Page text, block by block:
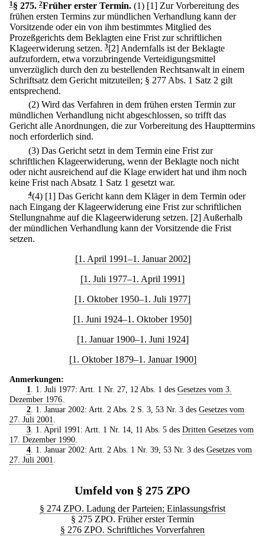
1 § 275. 2Früher erster Termin. (1) [1] Zur Vorbereitung des
frühen ersten Termins zur mündlichen Verhandlung kann der
Vorsitzende oder ein von ihm bestimmtes Mitglied des
Prozeßgerichts dem Beklagten eine Frist zur schriftlichen
Klageerwiderung setzen. 3[2] Andernfalls ist der Beklagte
aufzufordern, etwa vorzubringende Verteidigungsmittel
unverzüglich durch den zu bestellenden Rechtsanwalt in einem
Schriftsatz dem Gericht mitzuteilen; § 277 Abs. 1 Satz 2 gilt
entsprechend.
(2) Wird das Verfahren in dem frühen ersten Termin zur
mündlichen Verhandlung nicht abgeschlossen, so trifft das
Gericht alle Anordnungen, die zur Vorbereitung des Haupttermins
noch erforderlich sind.
(3) Das Gericht setzt in dem Termin eine Frist zur
schriftlichen Klageerwiderung, wenn der Beklagte noch nicht
oder nicht ausreichend auf die Klage erwidert hat und ihm noch
keine Frist nach Absatz 1 Satz 1 gesetzt war.
4(4) [1] Das Gericht kann dem Kläger in dem Termin oder
nach Eingang der Klageerwiderung eine Frist zur schriftlichen
Stellungnahme auf die Klageerwiderung setzen. [2] Außerhalb
der mündlichen Verhandlung kann der Vorsitzende die Frist
setzen.
[1. April 1991–1. Januar 2002]
[1. Juli 1977–1. April 1991]
[1. Oktober 1950–1. Juli 1977]
[1. Juni 1924–1. Oktober 1950]
[1. Januar 1900–1. Juni 1924]
[1. Oktober 1879–1. Januar 1900]
Anmerkungen:
1
. 1. Juli 1977: Artt. 1 Nr. 27, 12 Abs. 1 des Gesetzes vom 3.
Dezember 1976
2. 1. Januar 2002: Artt. 2 Abs. 2 S. 3, 53 Nr. 3 des Gesetzes vom
27. Juli 2001
3. 1. April 1991: Artt. 1 Nr. 14, 11 Abs. 5 des Dritten Gesetzes vom
17. Dezember 1990
4. 1. Januar 2002: Artt. 2 Abs. 1 Nr. 39, 53 Nr. 3 des Gesetzes vom
27. Juli 2001
Umfeld von § 275 ZPO
§ 274 ZPO. Ladung der Parteien; Einlassungsfrist
§ 275 ZPO. Früher erster Termin
§ 276 ZPO. Schriftliches Vorverfahren